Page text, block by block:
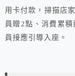
用卡付款，掃描店
員贈2點、消費累
員接應引導入座。